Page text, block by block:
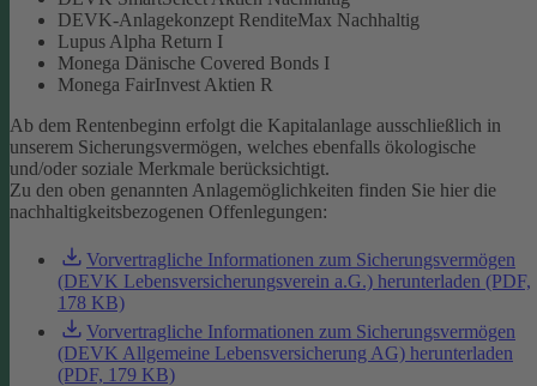
DEVK-Anlagekonzept RenditeMax Nachhaltig
Lupus Alpha Return I
Monega Dänische Covered Bonds I
Monega FairInvest Aktien R
Ab dem Rentenbeginn erfolgt die Kapitalanlage ausschließlich in
unserem Sicherungsvermögen, welches ebenfalls ökologische
und/oder soziale Merkmale berücksichtigt.
Zu den oben genannten Anlagemöglichkeiten finden Sie hier die
nachhaltigkeitsbezogenen Offenlegungen:
Vorvertragliche Informationen zum Sicherungsvermögen
(DEVK Lebensversicherungsverein a.G.) herunterladen (PDF,
178 KB)
Vorvertragliche Informationen zum Sicherungsvermögen
(DEVK Allgemeine Lebensversicherung AG) herunterladen
(PDF, 179 KB)